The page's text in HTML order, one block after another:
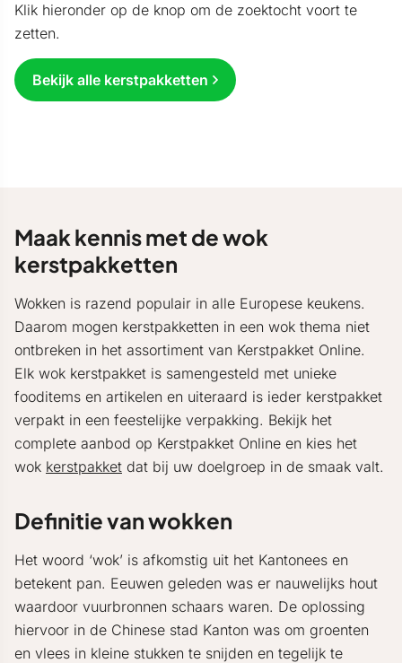
Klik hieronder op de knop om de zoektocht voort te
zetten.
Bekijk alle kerstpakketten
Maak kennis met de wok
kerstpakketten
Wokken is razend populair in alle Europese keukens.
Daarom mogen kerstpakketten in een wok thema niet
ontbreken in het assortiment van Kerstpakket Online.
Elk wok kerstpakket is samengesteld met unieke
fooditems en artikelen en uiteraard is ieder kerstpakket
verpakt in een feestelijke verpakking. Bekijk het
complete aanbod op Kerstpakket Online en kies het
wok kerstpakket dat bij uw doelgroep in de smaak valt.
Definitie van wokken
Het woord ‘wok’ is afkomstig uit het Kantonees en
betekent pan. Eeuwen geleden was er nauwelijks hout
waardoor vuurbronnen schaars waren. De oplossing
hiervoor in de Chinese stad Kanton was om groenten
en vlees in kleine stukken te snijden en tegelijk te